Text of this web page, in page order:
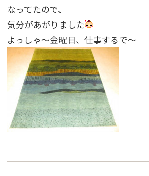
なってたので、
気分があがりました
よっしゃ〜金曜日、仕事するで〜